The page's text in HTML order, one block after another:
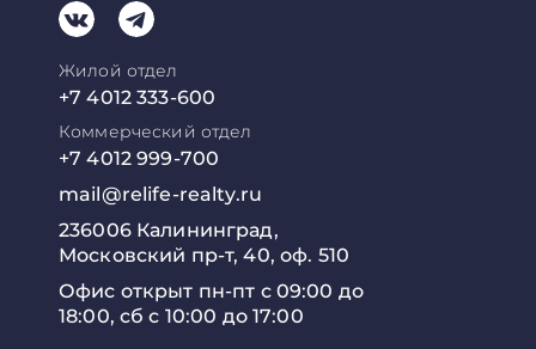
Жилой отдел
+7 4012 333-600
Коммерческий отдел
+7 4012 999-700
mail@relife-realty.ru
236006 Калининград,
Московский пр-т, 40, оф. 510
Офис открыт пн-пт с 09:00 до
18:00, сб с 10:00 до 17:00